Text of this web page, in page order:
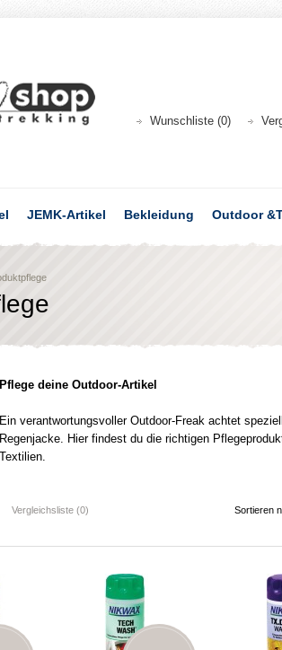
Wunschliste (0)
JEMK-Artikel Bekleidung Outdoor
Pflege deine Outdoor-Artikel
Ein verantwortungsvoller Outdoor-Freak achtet
Regenjacke. Hier findest du die richtigen
Textilien.
Sortieren
Vergleichsliste (0)